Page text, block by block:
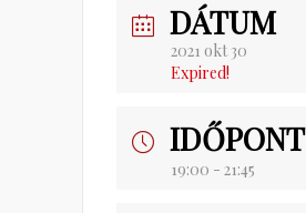
DÁTUM
2021 okt 30
Expired!
IDŐPONT
19:00 - 21:45